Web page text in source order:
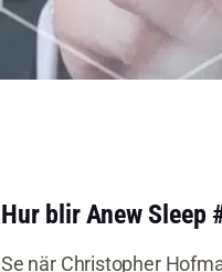
Hur blir Anew Sleep
Se när Christopher